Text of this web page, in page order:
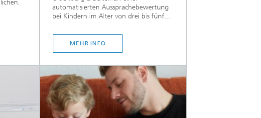
automatisierten Aussprachebewertung
bei Kindern im Alter von drei bis fünf...
MEHR INFO